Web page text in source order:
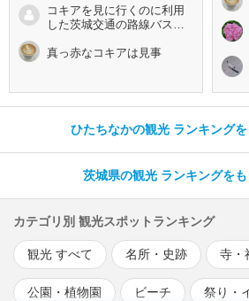
コキアを見に行くのに利用
した茨城交通の路線バスは
済だった
真っ赤なコキアは見事
ひたちなかの観光 ランキング
茨城県の観光 ランキングを
カテゴリ別 観光スポットランキング
観光 すべて 名所・史跡 寺・
公園・植物園 ビーチ 祭り・